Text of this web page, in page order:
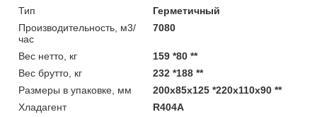
Тип
Герметичный
Производительность, м3/
час
7080
Вес нетто, кг
159 *80 **
Вес брутто, кг
232 *188 **
Размеры в упаковке, мм
200х85х125 *220х110х90 **
Хладагент
R404A